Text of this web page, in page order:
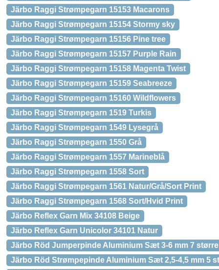
Järbo Raggi Strømpegarn 15153 Macarons
Järbo Raggi Strømpegarn 15154 Stormy sky
Järbo Raggi Strømpegarn 15156 Pine tree
Järbo Raggi Strømpegarn 15157 Purple Rain
Järbo Raggi Strømpegarn 15158 Magenta Twist
Järbo Raggi Strømpegarn 15159 Seabreeze
Järbo Raggi Strømpegarn 15160 Wildflowers
Järbo Raggi Strømpegarn 1519 Turkis
Järbo Raggi Strømpegarn 1549 Lysegrå
Järbo Raggi Strømpegarn 1550 Grå
Järbo Raggi Strømpegarn 1557 Marineblå
Järbo Raggi Strømpegarn 1558 Sort
Järbo Raggi Strømpegarn 1561 Natur/Grå/Sort Print
Järbo Raggi Strømpegarn 1568 Sort/Hvid Print
Järbo Reflex Garn Mix 34108 Beige
Järbo Reflex Garn Unicolor 34101 Natur
Järbo Röd Jumperpinde Aluminium Sæt 3-6 mm 7
Järbo Röd Strømpepinde Aluminium Sæt 2,5-4,5 mm 5